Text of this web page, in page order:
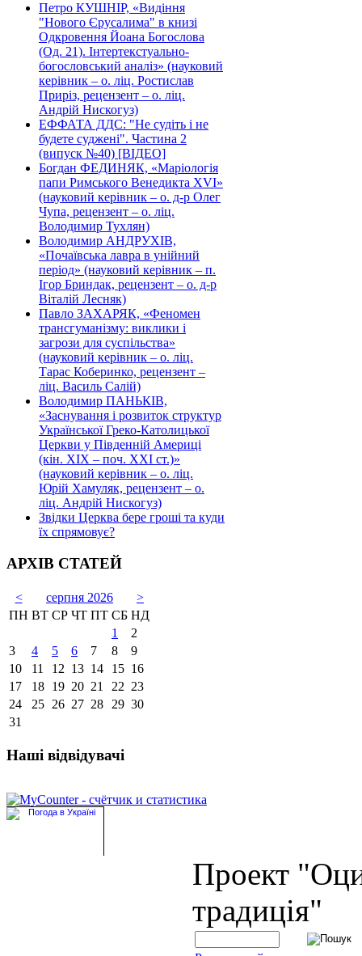
Петро КУШНІР, «Видіння
"Нового Єрусалима" в книзі
Одкровення Йоана Богослова
(Од. 21). Інтертекстуально-
богословський аналіз» (науковий
керівник – о. ліц. Ростислав
Приріз, рецензент – о. ліц.
Андрій Нискогуз)
ЕФФАТА ДДС: "Не судіть і не
будете суджені". Частина 2
(випуск №40) [ВІДЕО]
Богдан ФЕДИНЯК, «Маріологія
папи Римського Венедикта XVI»
(науковий керівник – о. д-р Олег
Чупа, рецензент – о. ліц.
Володимир Тухлян)
Володимир АНДРУХІВ,
«Почаївська лавра в унійний
період» (науковий керівник – п.
Ігор Бриндак, рецензент – о. д-р
Віталій Лесняк)
Павло ЗАХАРЯК, «Феномен
трансгуманізму: виклики і
загрози для суспільства»
(науковий керівник – о. ліц.
Тарас Коберинко, рецензент –
ліц. Василь Салій)
Володимир ПАНЬКІВ,
«Заснування і розвиток структур
Української Греко-Католицької
Церкви у Південній Америці
(кін. ХІХ – поч. ХХІ ст.)»
(науковий керівник – о. ліц.
Юрій Хамуляк, рецензент – о.
ліц. Андрій Нискогуз)
Звідки Церква бере гроші та куди
їх спрямовує?
АРХІВ СТАТЕЙ
< серпня 2026
>
ПН ВТ СР ЧТ ПТ СБ НД
1
2
3
4 5 6 7 8
9
10
11 12 13 14 15 16
17
18 19 20 21 22 23
24
25 26 27 28 29 30
31
Наші відвідувачі
Проект
традиція"